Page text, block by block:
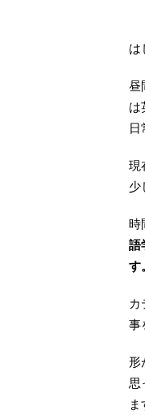
は
昼
は
日
現
少
時
語
す
カ
事
形
思
ま